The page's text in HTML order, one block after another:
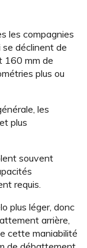
les compagnies
déclinent de
160 mm de
plus ou
les
plus
souvent
requis.
plus léger, donc
arrière,
cette maniabilité